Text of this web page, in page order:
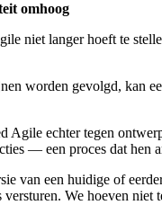
omhoog
niet langer hoeft te
worden gevolgd, kan
Agile echter tegen
— een proces dat hen
van een huidige of
We hoeven